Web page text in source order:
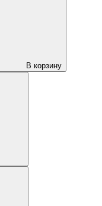
В корзину